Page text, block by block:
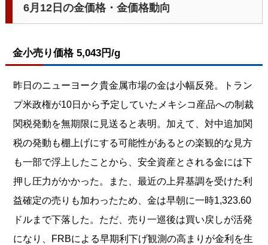
6月12日の金価格・金価格動向
金小売り価格 5,043円/g
昨日のニューヨーク貴金属市場の金は小幅反発。トラン
プ米政権が10日から予定していたメキシコ産品への制裁
関税発動を無期限に見送ると表明。加えて、対中追加関
税の発動も棚上げにする可能性があるとの楽観的な見方
も一部で浮上したことから、安全資産とされる金には下
押し圧力がかかった。また、最近の上昇基調を受けた利
益確定の売りも加わったため、金は早朝に一時1,323.60
ドルまで下落した。ただ、売り一巡後は買い戻しが活発
になり
、FRBによる早期利下げ観測の高まりが金利を生